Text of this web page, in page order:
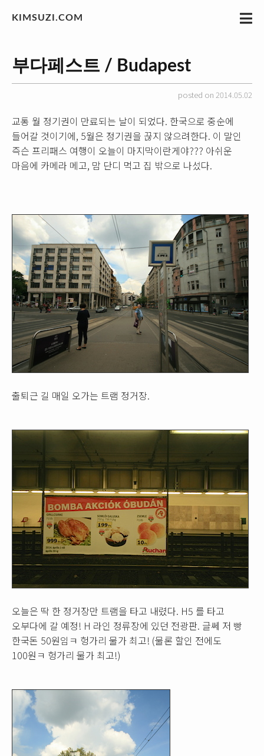
KIMSUZI.COM
부다페스트 / Budapest
posted on 2014.05.02
교통 월 정기권이 만료되는 날이 되었다. 한국으로 중순에
들어갈 것이기에, 5월은 정기권을 끊지 않으려한다. 이 말인
즉슨 프리패스 여행이 오늘이 마지막이란게야??? 아쉬운
마음에 카메라 메고, 맘 단디 먹고 집 밖으로 나섰다.
출퇴근 길 매일 오가는 트램 정거장.
오늘은 딱 한 정거장만 트램을 타고 내렸다. H5 를 타고
오부다에 갈 예정! H 라인 정류장에 있던 전광판. 글쎄 저 빵
한국돈 50원임ㅋ 헝가리 물가 최고! (물론 할인 전에도
100원ㅋ 헝가리 물가 최고!)